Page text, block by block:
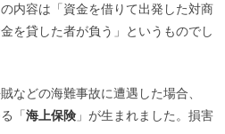
内容は「資金を借りて出発した対商
を貸した者が負う」というものでし
などの海難事故に遭遇した場合、
「海上保険 」が生まれました。損害